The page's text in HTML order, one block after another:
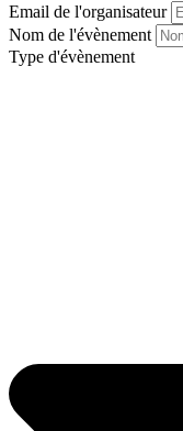
Email de l'organisateur
Nom de l'évènement
Type d'évènement